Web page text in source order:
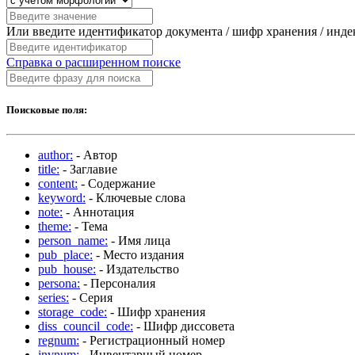
Или введите идентификатор документа / шифр хранения /
Справка о расширенном поиске
Поисковые поля:
author: - Автор
title: - Заглавие
content: - Содержание
keyword: - Ключевые слова
note: - Аннотация
theme: - Тема
person_name: - Имя лица
pub_place: - Место издания
pub_house: - Издательство
persona: - Персоналия
series: - Серия
storage_code: - Шифр хранения
diss_council_code: - Шифр диссовета
regnum: - Регистрационный номер